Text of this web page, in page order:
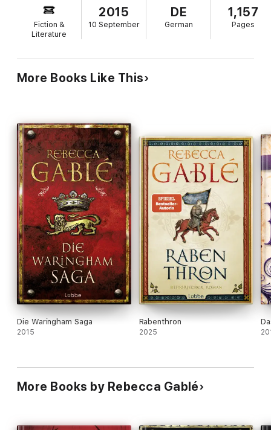
Fiction &
Literature
2015
10 September
DE
German
1,157
Pages
More Books Like This
Die Waringham Saga
2015
Rabenthron
2025
More Books by Rebecca Gablé